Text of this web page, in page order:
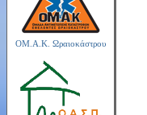
ΟΜ.Α.Κ. Ωραιοκάστρου